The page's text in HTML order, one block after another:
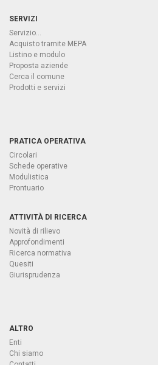
SERVIZI
Servizio...
Acquisto tramite MEPA
Listino e modulo
Proposta aziende
Cerca il comune
Prodotti e servizi
PRATICA OPERATIVA
Circolari
Schede operative
Modulistica
Prontuario
ATTIVITÀ DI RICERCA
Novità di rilievo
Approfondimenti
Ricerca normativa
Quesiti
Giurisprudenza
ALTRO
Enti
Chi siamo